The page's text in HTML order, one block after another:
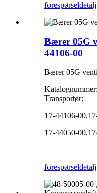
forespørseldetalj
Bærer 05G
44106-00
Bærer 05G
Katalognummer:
Transportør:
17-44106-
17-44050-
forespørseldetalj